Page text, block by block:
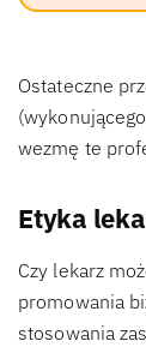
Ostateczne
wezmę te
Etyka
Czy lekarz
promowania
stosowania